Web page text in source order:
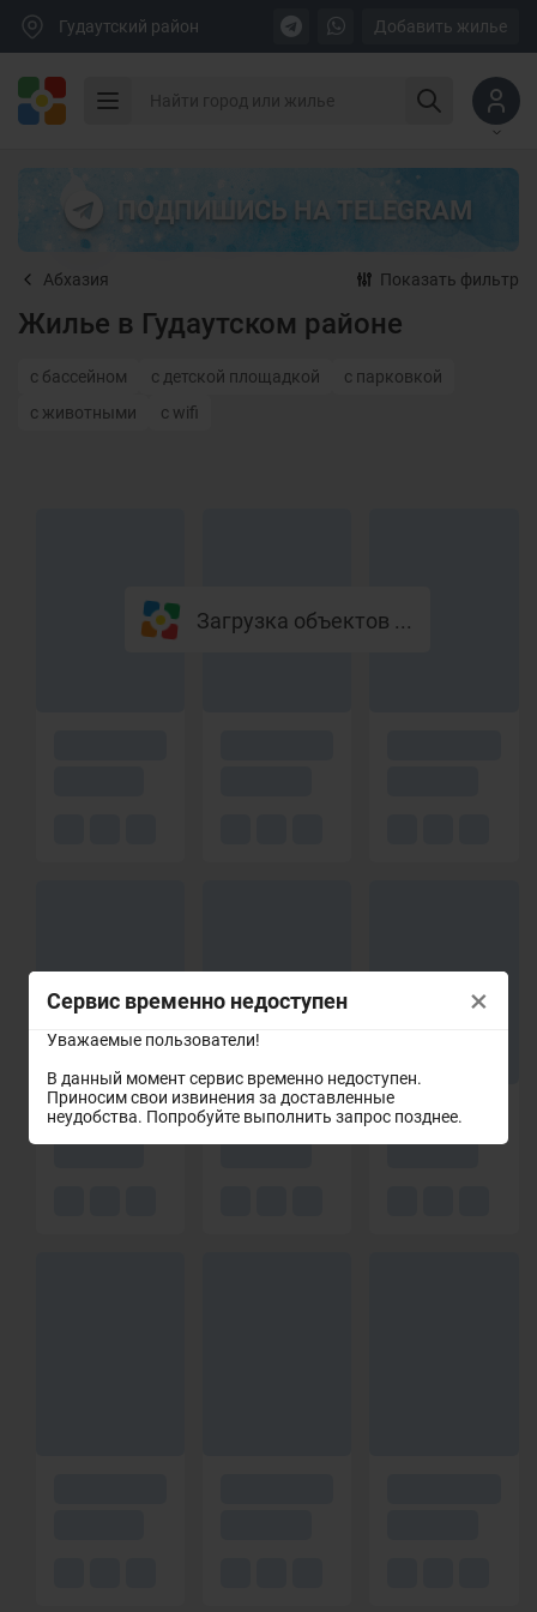
Сервис временно недоступен
Уважаемые пользователи!
В данный момент сервис временно недоступен.
Приносим свои извинения за доставленные
неудобства. Попробуйте выполнить запрос позднее.
×
Гудаутский район Добавить жилье
ПОДПИШИСЬ НА TELEGRAM
Абхазия Показать фильтр
Жилье в Гудаутском районе
с бассейном с детской площадкой
с парковкой
с животными
с wifi
Загрузка объектов ...